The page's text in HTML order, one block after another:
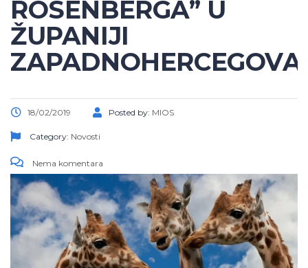
ROSENBERGA” U
ŽUPANIJI
18/02/2019 Posted by: MIOS
Category: Novosti
Nema komentara